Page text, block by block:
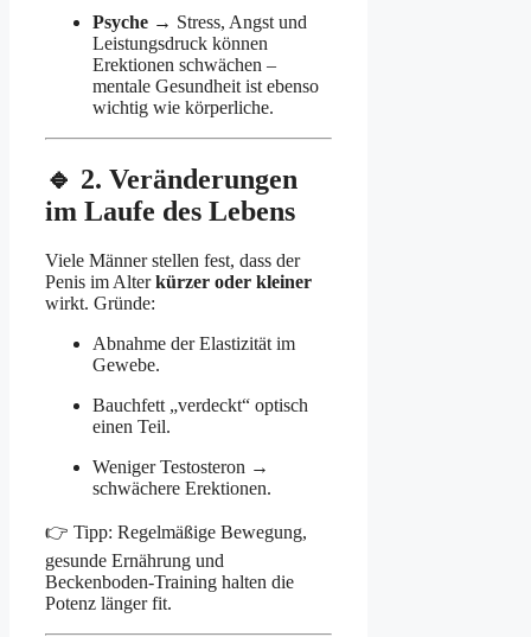
Psyche → Stress, Angst und
Leistungsdruck können
Erektionen schwächen –
mentale Gesundheit ist ebenso
wichtig wie körperliche.
🔹 2. Veränderungen
im Laufe des Lebens
Viele Männer stellen fest, dass der
Penis im Alterkürzer oder kleiner
wirkt. Gründe:
Abnahme der Elastizität im
Gewebe.
Bauchfett „verdeckt“ optisch
einen Teil.
Weniger Testosteron →
schwächere Erektionen.
👉 Tipp: Regelmäßige Bewegung,
gesunde Ernährung und
Beckenboden-Training halten die
Potenz länger fit.